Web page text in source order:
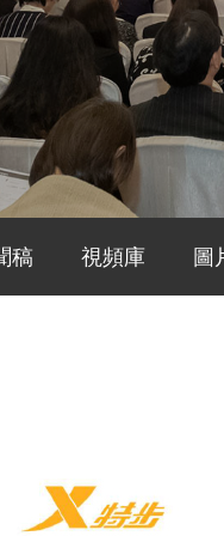
稿 視頻庫 圖